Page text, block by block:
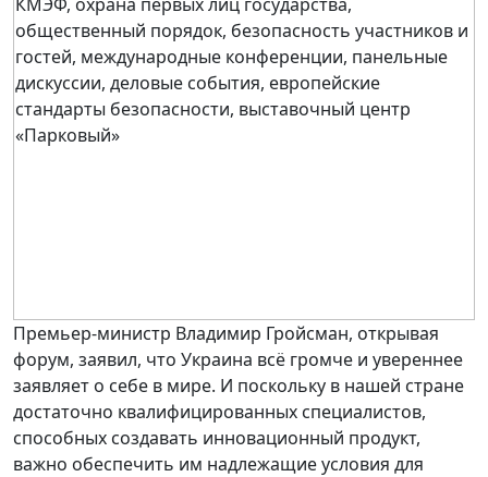
Премьер-министр Владимир Гройсман, открывая
форум, заявил, что Украина всё громче и увереннее
заявляет о себе в мире. И поскольку в нашей стране
достаточно квалифицированных специалистов,
способных создавать инновационный продукт,
важно обеспечить им надлежащие условия для